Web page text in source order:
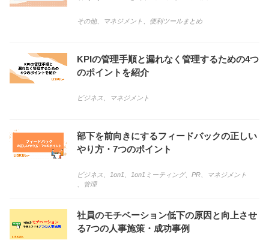
その他、 マネジメント 便利ツールまとめ
KPIの管理手順と漏れなく管理するための4つ
のポイントを紹介
ビジネス マネジメント
部下を前向きにするフィードバックの正しい
やり方・7つのポイント
ビジネス 1on1 1on1ミーティング、 PR
マネジメント
管理
社員のモチベーション低下の原因と向上させ
る7つの人事施策・成功事例